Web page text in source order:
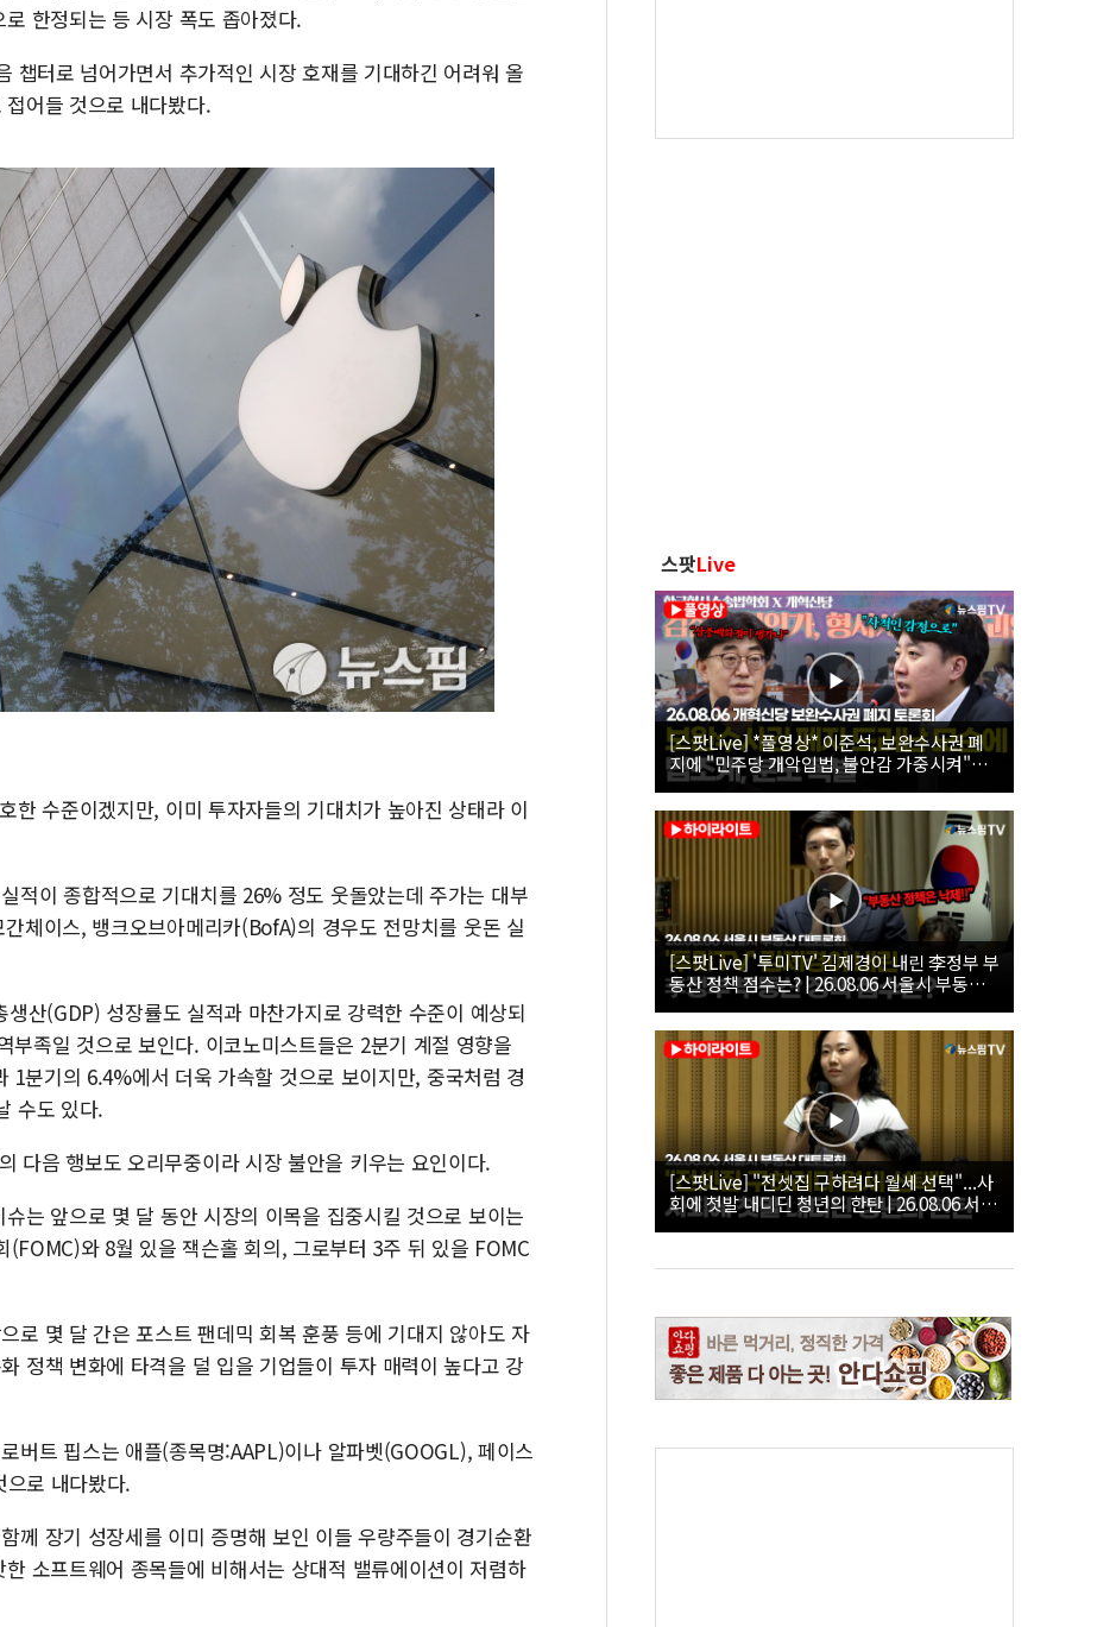
한정되는 등 시장 폭도 좁아졌다.
챕터로 넘어가면서 추가적인 시장 호재를 기대하긴 어려워 올
어들 것으로 내다봤다.
한 수준이겠지만, 이미 투자자들의 기대치가 높아진 상태라 이
적이 종합적으로 기대치를 26% 정도 웃돌았는데 주가는 대부
체이스, 뱅크오브아메리카(BofA)의 경우도 전망치를 웃돈 실
산(GDP) 성장률도 실적과 마찬가지로 강력한 수준이 예상되
부족일 것으로 보인다. 이코노미스트들은 2분기 계절 영향을
분기의 6.4%에서 더욱 가속할 것으로 보이지만, 중국처럼 경
수도 있다.
다음 행보도 오리무중이라 시장 불안을 키우는 요인이다.
는 앞으로 몇 달 동안 시장의 이목을 집중시킬 것으로 보이는
와 8월 있을 잭슨홀 회의, 그로부터 3주 뒤 있을 FOMC
로 몇 달 간은 포스트 팬데믹 회복 훈풍 등에 기대지 않아도 자
정책 변화에 타격을 덜 입을 기업들이 투자 매력이 높다고 강
버트 핍스는 애플(종목명:AAPL)이나 알파벳(GOOGL), 페이스
로 내다봤다.
께 장기 성장세를 이미 증명해 보인 이들 우량주들이 경기순환
소프트웨어 종목들에 비해서는 상대적 밸류에이션이 저렴하
스팟Live
[스팟Live] *풀영상* 이준석, 보완수사권 폐
지에 "민주당 개악입법, 불안감 가중시켜"｜
26.08.06 개혁신당 보완수사권 폐지 토론회
[스팟Live] '투미TV' 김제경이 내린 李정부 부
동산 정책 점수는? | 26.08.06 서울시 부동산
대토론회
[스팟Live] "전셋집 구하려다 월세 선택"...사
회에 첫발 내디딘 청년의 한탄 | 26.08.06 서울
시 부동산 대토론회